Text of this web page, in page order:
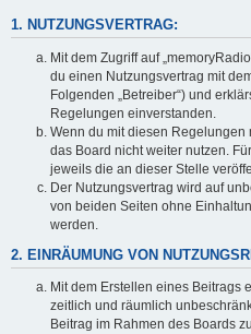
1. NUTZUNGSVERTRAG:
Mit dem Zugriff auf
du einen Nutzungsvertrag mit
Folgenden „Betreiber“) und
Regelungen einverstanden.
Wenn du mit diesen Regelungen
das Board nicht weiter nutzen.
jeweils die an dieser Stelle
Der Nutzungsvertrag wird auf
von beiden Seiten ohne
werden.
2. EINRÄUMUNG VON
Mit dem Erstellen eines Beitrags
zeitlich und räumlich
Beitrag im Rahmen des Boards